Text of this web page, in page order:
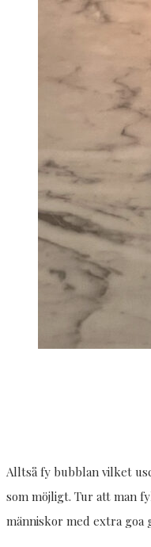
Alltså fy bubblan vilket
som möjligt. Tur att man
människor med extra goa